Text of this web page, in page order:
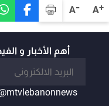
A+
A-
أهم الأخبار و